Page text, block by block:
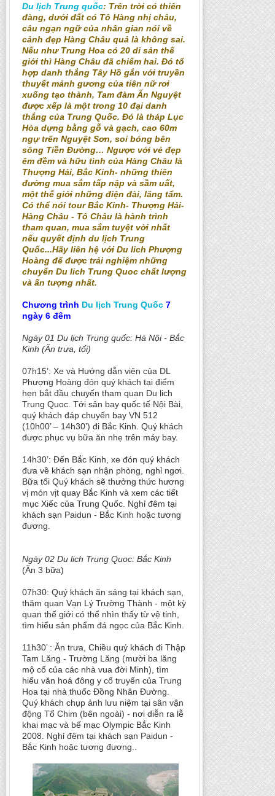
Du lịch Trung quốc: Trên trời có thiên
đàng, dưới đất có Tô Hàng nhị châu,
câu ngạn ngữ của nhân gian nói về
cảnh đẹp Hàng Châu quả là không sai.
Nếu như Trung Hoa có 20 di sản thế
giới thì Hàng Châu đã chiếm hai. Đó tổ
hợp danh thắng Tây Hồ gắn với truyền
thuyết mảnh gương của tiên nữ rơi
xuống tạo thành, Tam đàm Ấn Nguyệt
được xếp là một trong 10 đại danh
thắng của Trung Quốc. Đó là tháp Lục
Hòa dựng bằng gỗ và gạch, cao 60m
ngự trên Nguyệt Sơn, soi bóng bên
sông Tiền Đường… Ngược với vẻ đẹp
êm đềm và hữu tình của Hàng Châu là
Thượng Hải, Bắc Kinh- những thiên
đường mua sắm tấp nập và sầm uất,
một thế giới những điện đài, lăng tẩm.
Có thể nói tour Bắc Kinh- Thượng Hải-
Hàng Châu - Tô Châu là hành trình
tham quan, mua sắm tuyệt vời nhất
nếu quyết định du lịch Trung
Quốc...Hãy liên hệ với Du lich Phượng
Hoàng để được trải nghiệm những
chuyến Du lich Trung Quoc chất lượng
và ấn tượng nhất.
Chương trình Du lịch Trung Quốc 7
ngày 6 đêm
Ngày 01 Du lịch Trung quốc: Hà Nội - Bắc
Kinh (Ăn trưa, tối)
07h15’: Xe và Hướng dẫn viên của DL
Phượng Hoàng đón quý khách tại điểm
hẹn bắt đầu chuyến tham quan Du lich
Trung Quoc. Tới sân bay quốc tế Nội Bài,
quý khách đáp chuyến bay VN 512
(10h00’ – 14h30’) đi Bắc Kinh. Quý khách
được phục vụ bữa ăn nhẹ trên máy bay.
14h30’: Đến Bắc Kinh, xe đón quý khách
đưa về khách sạn nhận phòng, nghỉ ngơi.
Bữa tối Quý khách sẽ thưởng thức hương
vị món vịt quay Bắc Kinh và xem các tiết
mục Xiếc của Trung Quốc. Nghỉ đêm tại
khách sạn Paidun - Bắc Kinh hoặc tương
đương.
Ngày 02 Du lich Trung Quoc: Bắc Kinh
(Ăn 3 bữa)
07h30: Quý khách ăn sáng tại khách sạn,
thăm quan Vạn Lý Trường Thành - một kỳ
quan thế giới có thể nhìn thấy từ vệ tinh,
tìm hiểu sản phẩm đá ngọc của Bắc Kinh.
11h30’ : Ăn trưa, Chiều quý khách đi Thập
Tam Lăng - Trường Lăng (mười ba lăng
mộ cổ của các nhà vua đời Minh), tìm
hiểu văn hoá đông y cổ truyển của Trung
Hoa tại nhà thuốc Đồng Nhân Đường.
Quý khách chụp ảnh lưu niệm tại sân vận
động Tổ Chim (bên ngoài) - nơi diễn ra lễ
khai mạc và bế mạc Olympic Bắc Kinh
2008. Nghỉ đêm tại khách sạn Paidun -
Bắc Kinh hoặc tương đương..